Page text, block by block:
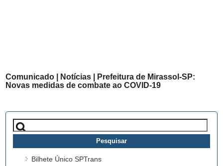
Comunicado | Notícias | Prefeitura de Mirassol-SP:
Novas medidas de combate ao COVID-19
Pesquisar
por:
Bilhete Único SPTrans